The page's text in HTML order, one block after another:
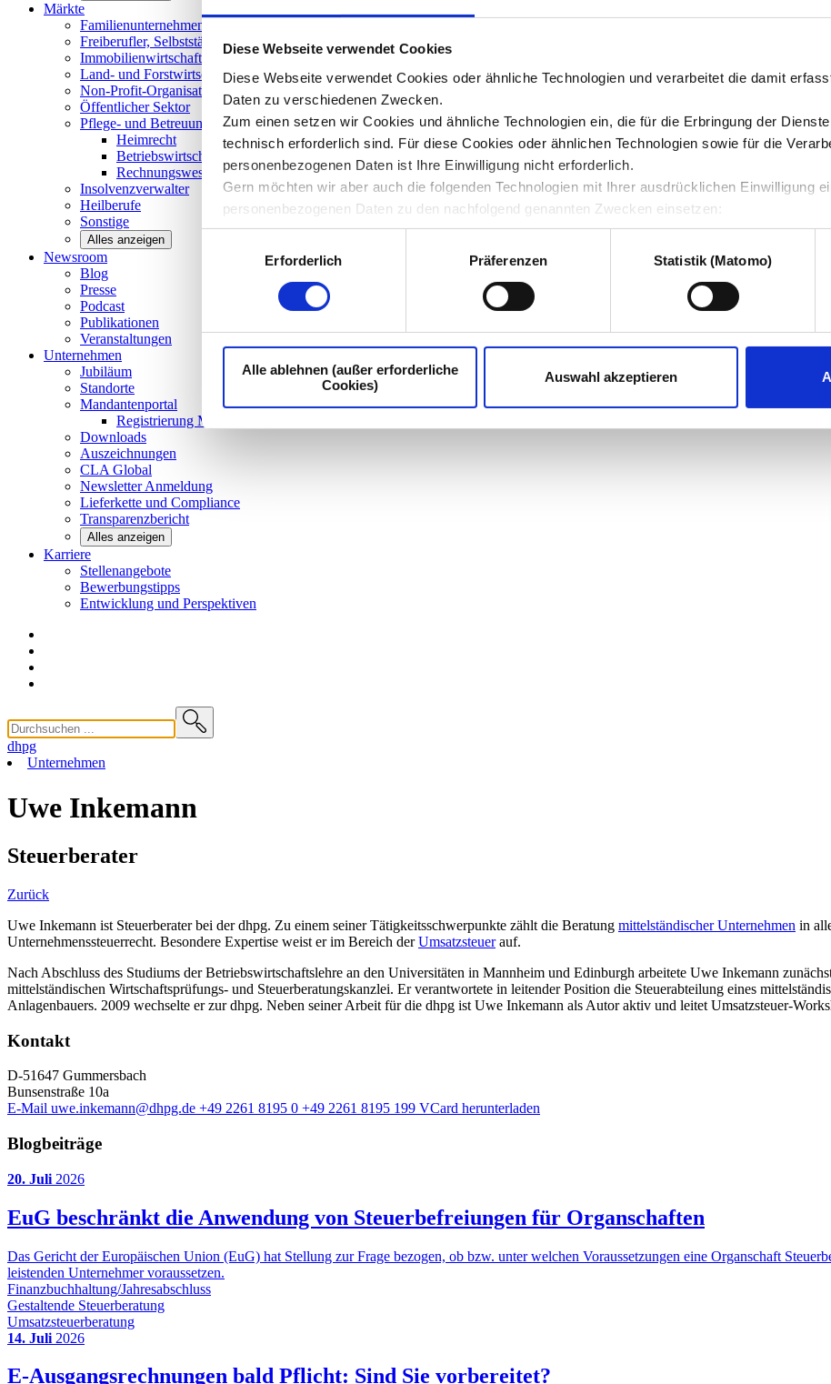
Diese Webseite verwendet Cookies
Diese Webseite verwendet Cookies oder ähnliche Technologien und verarbeitet die damit
Daten zu verschiedenen Zwecken.
Zum einen setzen wir Cookies und ähnliche Technologien ein, die für die Erbringung der
technisch erforderlich sind. Für diese Cookies oder ähnlichen Technologien sowie für die
personenbezogenen Daten ist Ihre Einwilligung nicht erforderlich.
Gern möchten wir aber auch die folgenden Technologien mit Ihrer ausdrücklichen Einwilligung
personenbezogenen Daten zu den nachfolgend genannten Zwecken einsetzen:
Erforderlich
Präferenzen Statistik (Matomo)
Alle ablehnen (außer erforderliche
Cookies)
Auswahl akzeptieren
Märkte
Familienunternehmen und
Freiberufler, Selbstständige undPrivatpersonen
Immobilienwirtschaft
Land- und Forstwirtschaft
Non-Profit-Organisationen
Öffentlicher Sektor
Pflege- und Betreuungseinrichtungen
Heimrecht
Betriebswirtschaftliche Beratung
Rechnungswesen/Controlling
Insolvenzverwalter
Heilberufe
Sonstige
Alles anzeigen
Newsroom
Blog
Presse
Podcast
Publikationen
Veranstaltungen
Unternehmen
Jubiläum
Standorte
Mandantenportal
Registrierung Mandantenportal
Downloads
Auszeichnungen
CLA Global
NewsletterAnmeldung
Lieferkette und Compliance
Transparenzbericht
Alles anzeigen
Karriere
Stellenangebote
Bewerbungstipps
Entwicklung und Perspektiven
dhpg
Unternehmen
Uwe Inkemann
Steuerberater
Zurück
Uwe Inkemann ist Steuerberater bei der dhpg. Zu einem seiner Tätigkeitsschwerpunkte zählt die Beratung mittelständischer Unternehmen in
Unternehmenssteuerrecht. Besondere Expertise weist er im Bereich derUmsatzsteuerauf.
Nach Abschluss des Studiums der Betriebswirtschaftslehre an den Universitäten in Mannheim und Edinburgh arbeitete Uwe Inkemann
mittelständischen Wirtschaftsprüfungs- und Steuerberatungskanzlei. Er verantwortete in leitender Position die Steuerabteilung eines
Anlagenbauers. 2009 wechselte er zur dhpg. Neben seiner Arbeit für die dhpg ist Uwe Inkemann als Autor aktiv und leitet Umsatzsteuer-
Kontakt
D-51647 Gummersbach
Bunsenstraße 10a
E-Mail uwe.inkemann@dhpg.de +49 2261 8195 0 +49 2261 8195 199 VCard herunterladen
Blogbeiträge
20. Juli 2026
EuG beschränkt die Anwendung von Steuerbefreiungen für Organschaften
Das Gericht der Europäischen Union (EuG) hat Stellung zur Frage bezogen, ob bzw. unter welchen Voraussetzungen eine Organschaft
leistenden Unternehmer voraussetzen.
Finanzbuchhaltung/Jahresabschluss
Gestaltende Steuerberatung
Umsatzsteuerberatung
14. Juli 2026
E-Ausgangsrechnungen bald Pflicht: Sind Sie vorbereitet?